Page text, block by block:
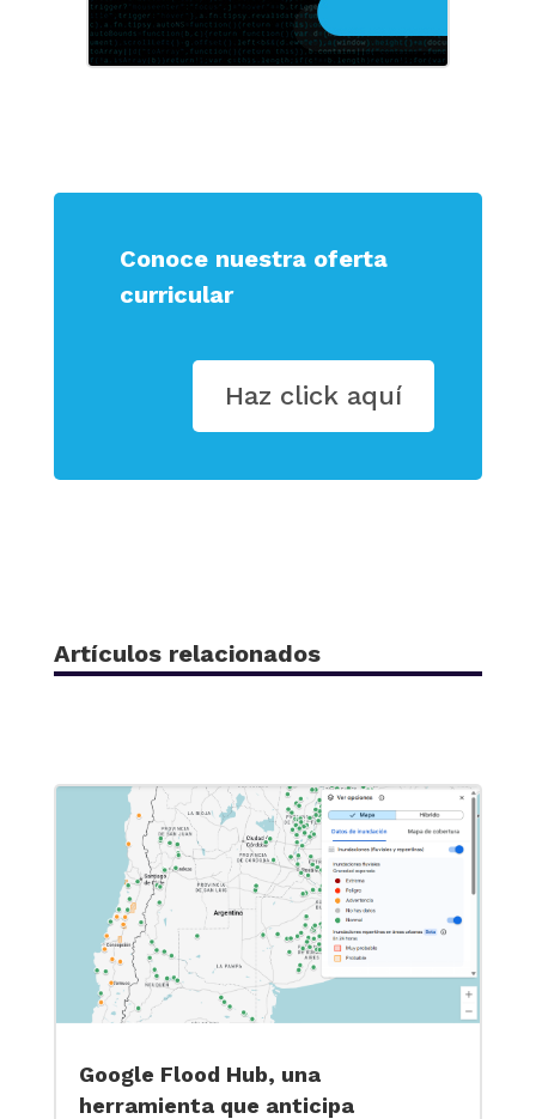
Conoce nuestra oferta
curricular
Haz click aquí
Artículos relacionados
Google Flood Hub, una
herramienta que anticipa